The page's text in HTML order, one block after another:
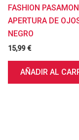
FASHION
APERTURA DE
NEGRO
15,99€
AÑADIR AL